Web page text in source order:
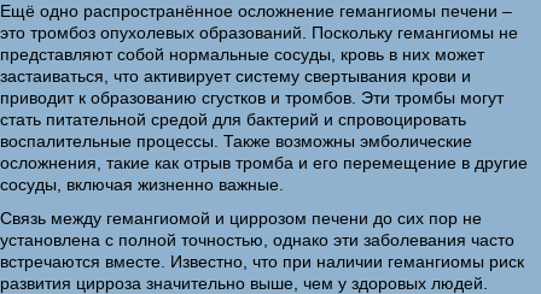
Ещё одно распространённое осложнение гемангиомы печени –
это тромбоз опухолевых образований. Поскольку гемангиомы не
представляют собой нормальные сосуды, кровь в них может
застаиваться, что активирует систему свертывания крови и
приводит к образованию сгустков и тромбов. Эти тромбы могут
стать питательной средой для бактерий и спровоцировать
воспалительные процессы. Также возможны эмболические
осложнения, такие как отрыв тромба и его перемещение в другие
сосуды, включая жизненно важные.
Связь между гемангиомой и циррозом печени до сих пор не
установлена с полной точностью, однако эти заболевания часто
встречаются вместе. Известно, что при наличии гемангиомы риск
развития цирроза значительно выше, чем у здоровых людей.